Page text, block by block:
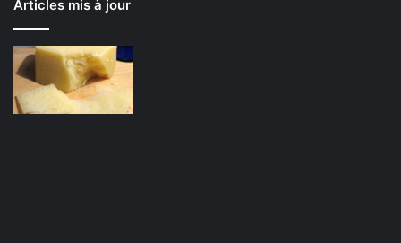
Articles mis à jour